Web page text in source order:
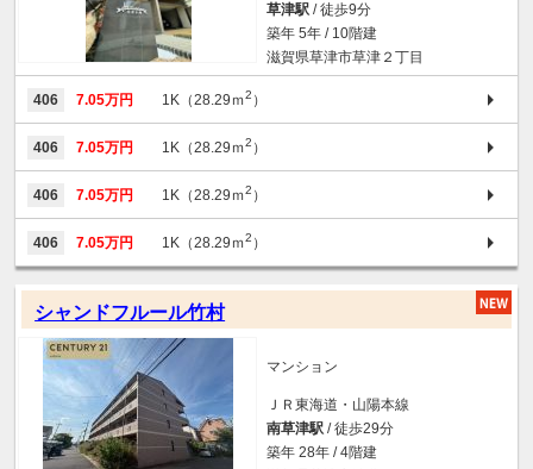
草津駅 / 徒歩9分
築年 5年 / 10階建
滋賀県草津市草津２丁目
406 7.05万円 1K（28.29ｍ2 ）
406 7.05万円 1K（28.29ｍ2 ）
406 7.05万円 1K（28.29ｍ2 ）
406 7.05万円 1K（28.29ｍ2 ）
シャンドフルール竹村
マンション
ＪＲ東海道・山陽本線
南草津駅 / 徒歩29分
築年 28年 / 4階建